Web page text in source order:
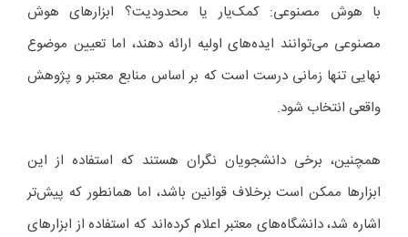
با هوش مصنوعی: کمک‌یار یا محدودیت؟ ابزارهای هوش
مصنوعی می‌توانند ایده‌های اولیه ارائه دهند، اما تعیین موضوع
نهایی تنها زمانی درست است که بر اساس منابع معتبر و پژوهش
واقعی انتخاب شود.
همچنین، برخی دانشجویان نگران هستند که استفاده از این
ابزارها ممکن است برخلاف قوانین باشد، اما همانطور که پیش‌تر
اشاره شد، دانشگاه‌های معتبر اعلام کرده‌اند که استفاده از ابزارهای